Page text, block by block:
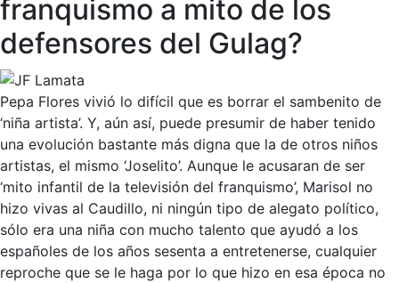
franquismo a mito de los
defensores del Gulag?
Pepa Flores vivió lo difícil que es borrar el sambenito de
‘niña artista’. Y, aún así, puede presumir de haber tenido
una evolución bastante más digna que la de otros niños
artistas, el mismo ‘Joselito’. Aunque le acusaran de ser
‘mito infantil de la televisión del franquismo’, Marisol no
hizo vivas al Caudillo, ni ningún tipo de alegato político,
sólo era una niña con mucho talento que ayudó a los
españoles de los años sesenta a entretenerse, cualquier
reproche que se le haga por lo que hizo en esa época no